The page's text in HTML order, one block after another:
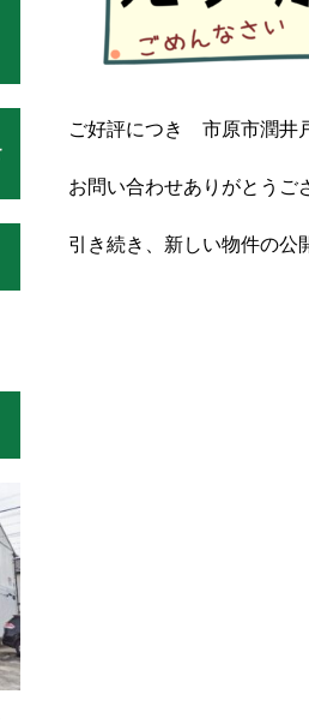
ご好評につき 市原市潤井
お問い合わせありがとうご
引き続き、新しい物件の公